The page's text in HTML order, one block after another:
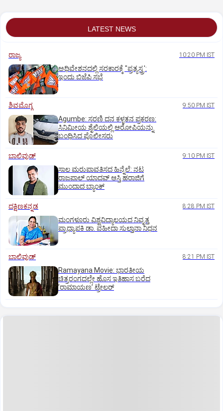
LATEST NEWS
ರಾಜ್ಯ 10:20 PM IST
ಅಧಿವೇಶನದಲ್ಲಿ ಸರಕಾರಕ್ಕೆ "ಪ್ರತ್ಯಸ್ತ್ರ':
ಇಂದು ಬಿಜೆಪಿ ಸಭೆ
ಶಿವಮೊಗ್ಗ 9:50 PM IST
Agumbe: ಸರಣಿ ದನ ಕಳ್ಳತನ ಪ್ರಕರಣ:
ಸಿನಿಮೀಯ ಶೈಲಿಯಲ್ಲಿ ಆರೋಪಿಯನ್ನು
ಬಂಧಿಸಿದ ಪೊಲೀಸರು
ಬಾಲಿವುಡ್‌ 9:10 PM IST
ಸಾಲ ಮರುಪಾವತಿಸದ ಹಿನ್ನೆಲೆ: ನಟ
ರಾಜಪಾಲ್ ಯಾದವ್‌ ಆಸ್ತಿ ಹರಾಜಿಗೆ
ಮುಂದಾದ ಬ್ಯಾಂಕ್
ದಕ್ಷಿಣಕನ್ನಡ 8:28 PM IST
ಮಂಗಳೂರು ವಿಶ್ವವಿದ್ಯಾಲಯದ ನಿವೃತ್ತ
ಪ್ರಾಧ್ಯಾಪಕಿ ಡಾ. ವಹೀದಾ ಸುಲ್ತಾನಾ ನಿಧನ
ಬಾಲಿವುಡ್‌ 8:21 PM IST
Ramayana Movie: ಭಾರತೀಯ
ಚಿತ್ರರಂಗದಲ್ಲೇ ಹೊಸ ಇತಿಹಾಸ ಬರೆದ
ʼರಾಮಾಯಣʼ ಟ್ರೇಲರ್